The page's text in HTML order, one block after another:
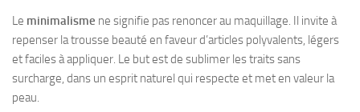
Le minimalisme ne signifie pas renoncer au maquillage. Il invite à
repenser la trousse beauté en faveur d’articles polyvalents, légers
et faciles à appliquer. Le but est de sublimer les traits sans
surcharge, dans un esprit naturel qui respecte et met en valeur la
peau.